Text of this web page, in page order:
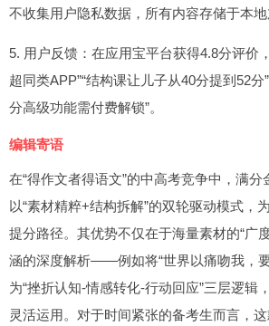
不收集用户隐私数据，所有内容存储于本地
5. 用户反馈：在应用宝平台获得4.8分评价
超同类APP”“结构课让儿子从40分提到52分
分高级功能需付费解锁”。
编辑寄语
在“得作文者得语文”的中高考竞争中，满分
以“素材精粹+结构拆解”的双轮驱动模式，
提分路径。其优势不仅在于海量素材的“广
涵的深度解析——例如将“世界以痛吻我，
为“挫折认知-情感转化-行动回应”三层逻辑
灵活运用。对于时间紧张的备考生而言，